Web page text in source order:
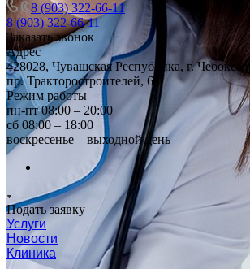
8 (903) 322-66-11
8 (903) 322-66-11
Заказать звонок
Адрес
428028, Чувашская Республика, г.
пр. Тракторостроителей, 64
Режим работы
пн-пт 08:00 – 20:00
сб 08:00 – 18:00
воскресенье – выходной день
Подать заявку
Услуги
Новости
Клиника